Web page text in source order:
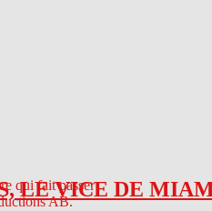
LE VICE DE